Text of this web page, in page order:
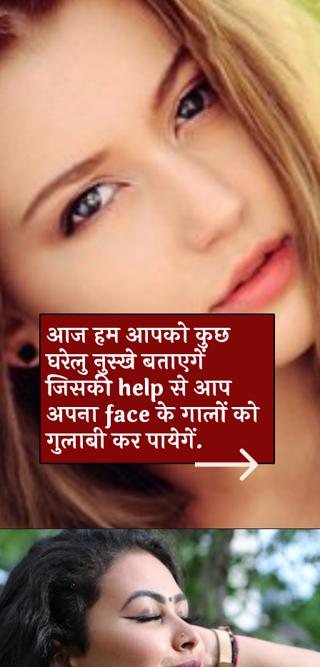
आज हम आपको कुछ
घरेलु नुस्खे बताएगें
जिसकी help से आप
अपना face के गालों को
गुलाबी कर पायेगें.